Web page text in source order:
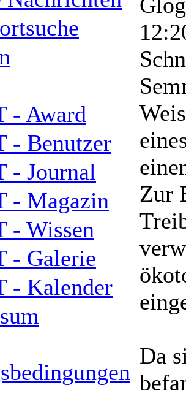
- Award
- Benutzer
- Journal
- Magazin
- Wissen
- Galerie
- Kalender
Zur
Da